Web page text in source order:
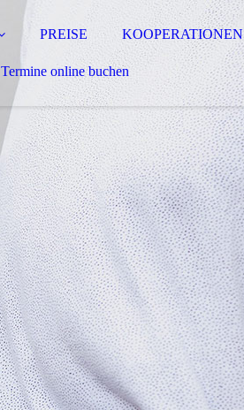
PREISE KOOPERATIONEN
Termine online buchen